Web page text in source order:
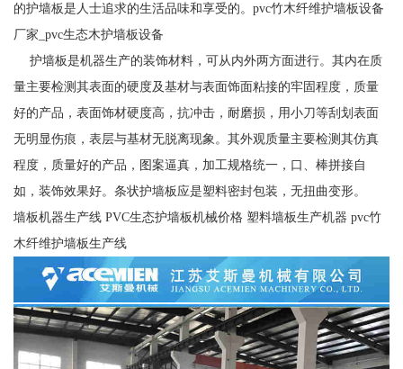
的护墙板是人士追求的生活品味和享受的。pvc竹木纤维护墙板设备
厂家_pvc生态木护墙板设备
护墙板是机器生产的装饰材料，可从内外两方面进行。其内在质
量主要检测其表面的硬度及基材与表面饰面粘接的牢固程度，质量
好的产品，表面饰材硬度高，抗冲击，耐磨损，用小刀等刮划表面
无明显伤痕，表层与基材无脱离现象。其外观质量主要检测其仿真
程度，质量好的产品，图案逼真，加工规格统一，口、棒拼接自
如，装饰效果好。条状护墙板应是塑料密封包装，无扭曲变形。
墙板机器生产线 PVC生态护墙板机械价格 塑料墙板生产机器 pvc竹
木纤维护墙板生产线